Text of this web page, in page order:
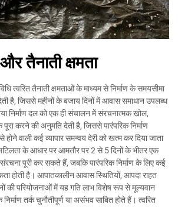
और तैनाती क्षमता
त्वरित तैनाती क्षमताओं के माध्यम से निर्माण के समयसीमा
है, जिससे महीनों के बजाय दिनों में आवास समाधान उपलब्ध
निर्माण दल को एक ही संचालन में संरचनात्मक खोल,
करने की अनुमति देती है, जिससे पारंपरिक निर्माण
वाली कई व्यापार समन्वय देरी को खत्म कर दिया जाता
के आधार पर आमतौर पर 2 से 5 दिनों के भीतर एक
पूरी कर सकते हैं, जबकि पारंपरिक निर्माण के लिए कई
होती है। आपातकालीन आवास स्थितियों, आपदा राहत
की परियोजनाओं में यह गति लाभ विशेष रूप से मूल्यवान
निर्माण तर्क चुनौतीपूर्ण या असंभव साबित होते हैं। त्वरित